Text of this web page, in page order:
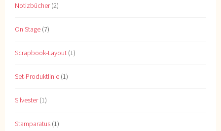
Notizbücher(2)
On Stage (7)
Scrapbook-Layout (1)
Set-Produktlinie (1)
Silvester(1)
Stamparatus (1)